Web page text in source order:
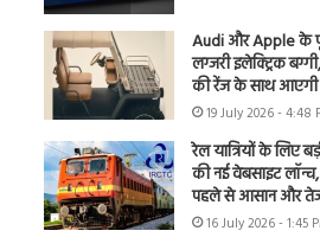
Audi और Apple के
लग्जरी इलेक्ट्रिक
की रेंज के साथ आएगी
19 July 2026 - 4:48
रेल यात्रियों के लिए
की नई वेबसाइट
पहले से आसान और
16 July 2026 - 1:45